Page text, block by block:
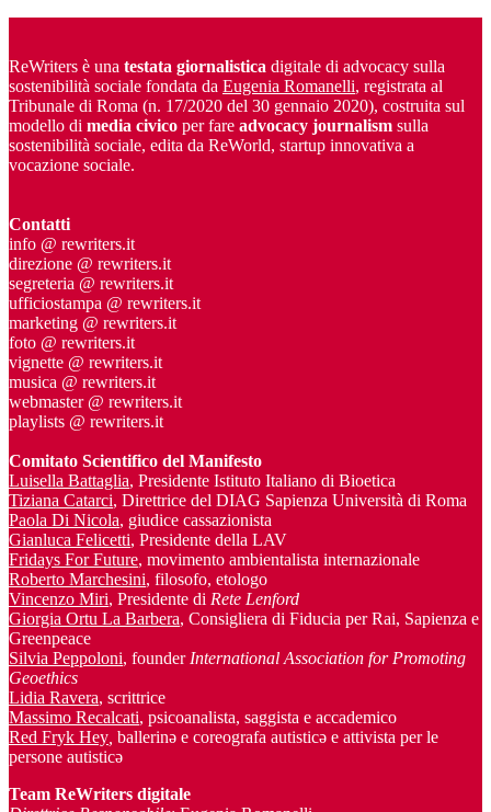
ReWriters è una testata giornalistica digitale di advocacy sulla
sostenibilità sociale fondata da Eugenia Romanelli, registrata al
Tribunale di Roma (n. 17/2020 del 30 gennaio 2020), costruita sul
modello di media civico per fare advocacy journalism sulla
sostenibilità sociale, edita da ReWorld, startup innovativa a
vocazione sociale.
Contatti
info @ rewriters.it
direzione @ rewriters.it
segreteria @ rewriters.it
ufficiostampa @ rewriters.it
marketing @ rewriters.it
foto @ rewriters.it
vignette @ rewriters.it
musica @ rewriters.it
webmaster @ rewriters.it
playlists @ rewriters.it
Comitato Scientifico del Manifesto
Luisella Battaglia, Presidente Istituto Italiano di Bioetica
Tiziana Catarci, Direttrice del DIAG Sapienza Università di Roma
Paola Di Nicola, giudice cassazionista
Gianluca Felicetti, Presidente della LAV
Fridays For Future, movimento ambientalista internazionale
Roberto Marchesini, filosofo, etologo
Vincenzo Miri, Presidente di Rete Lenford
Giorgia Ortu La Barbera, Consigliera di Fiducia per Rai, Sapienza e
Greenpeace
Silvia Peppoloni, founder International Association for Promoting
Geoethics
Lidia Ravera, scrittrice
Massimo Recalcati, psicoanalista, saggista e accademico
Red Fryk Hey ballerinə e coreografa autisticə e attivista per le
persone autisticə
Team ReWriters digitale